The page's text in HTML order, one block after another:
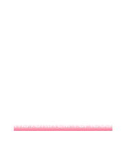
HISTÓRIA EM TÓPICOS